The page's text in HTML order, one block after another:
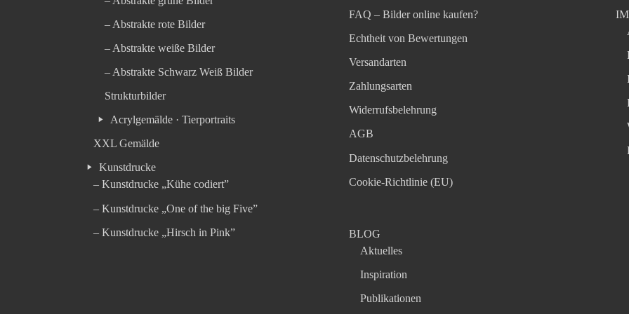
– Abstrakte rote Bilder
– Abstrakte weiße Bilder
– Abstrakte Schwarz Weiß Bilder
Strukturbilder
Acrylgemälde · Tierportraits
XXL Gemälde
Kunstdrucke
– Kunstdrucke „Kühe codiert”
– Kunstdrucke „One of the big Five”
– Kunstdrucke „Hirsch in Pink”
FAQ – Bilder online kaufen?
Echtheit von Bewertungen
Versandarten
Zahlungsarten
Widerrufsbelehrung
AGB
Datenschutzbelehrung
Cookie-Richtlinie (EU)
BLOG
Aktuelles
Inspiration
Publikationen